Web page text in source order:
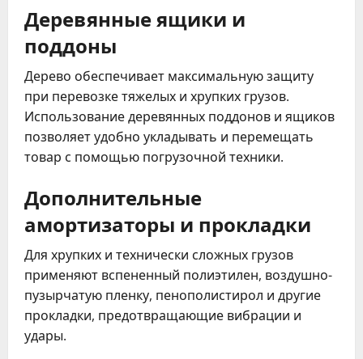
Деревянные ящики и
поддоны
Дерево обеспечивает максимальную защиту
при перевозке тяжелых и хрупких грузов.
Использование деревянных поддонов и ящиков
позволяет удобно укладывать и перемещать
товар с помощью погрузочной техники.
Дополнительные
амортизаторы и прокладки
Для хрупких и технически сложных грузов
применяют вспененный полиэтилен, воздушно-
пузырчатую пленку, пенополистирол и другие
прокладки, предотвращающие вибрации и
удары.